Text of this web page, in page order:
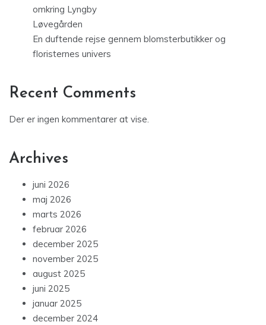
omkring Lyngby
Løvegården
En duftende rejse gennem blomsterbutikker og
floristernes univers
Recent Comments
Der er ingen kommentarer at vise.
Archives
juni 2026
maj 2026
marts 2026
februar 2026
december 2025
november 2025
august 2025
juni 2025
januar 2025
december 2024